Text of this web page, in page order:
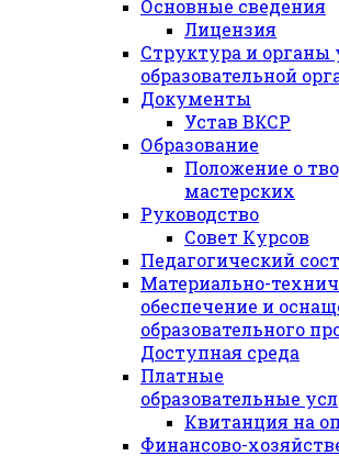
Основные сведения
Лицензия
Структура и органы
образовательной
Документы
Устав ВКСР
Образование
Положение о
мастерских
Руководство
Совет Курсов
Педагогический
Материально-
обеспечение и
образовательного
Доступная среда
Платные
образовательные
Квитанция на
Финансово-